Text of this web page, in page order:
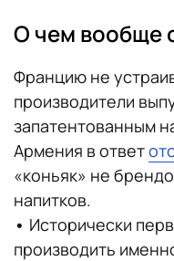
О чем вообще
Францию не
производители
запатентованным
Армения в ответ
«коньяк» не
напитков.
• Исторически
производить